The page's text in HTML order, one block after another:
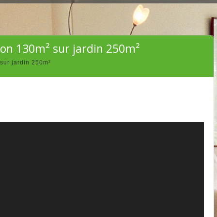
130m² sur jardin 250m²
jardin 250m²